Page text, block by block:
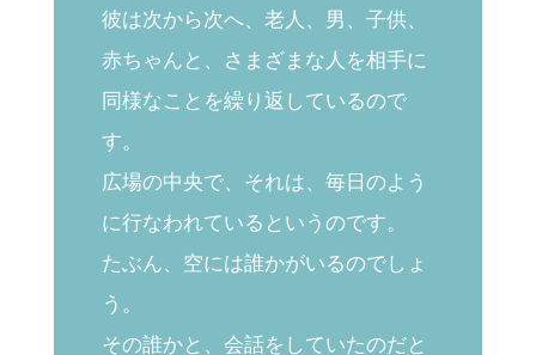
彼は次から次へ、老人、男、子供、
赤ちゃんと、さまざまな人を相手に
同様なことを繰り返しているので
す。
広場の中央で、それは、毎日のよう
に行なわれているというのです。
たぶん、空には誰かがいるのでしょ
う。
その誰かと、会話をしていたのだと